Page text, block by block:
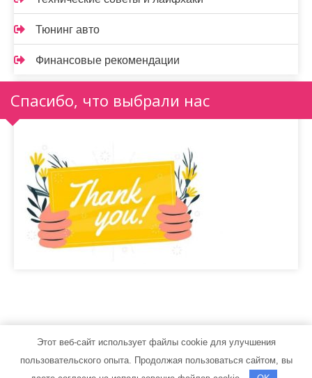
Тюнинг авто
Финансовые рекомендации
Спасибо, что выбрали нас
autoservice-24.ru - Работает на WordPress
Тема от Grace Themes
Этот веб-сайт использует файлы cookie для улучшения
пользовательского опыта. Продолжая пользоваться сайтом, вы